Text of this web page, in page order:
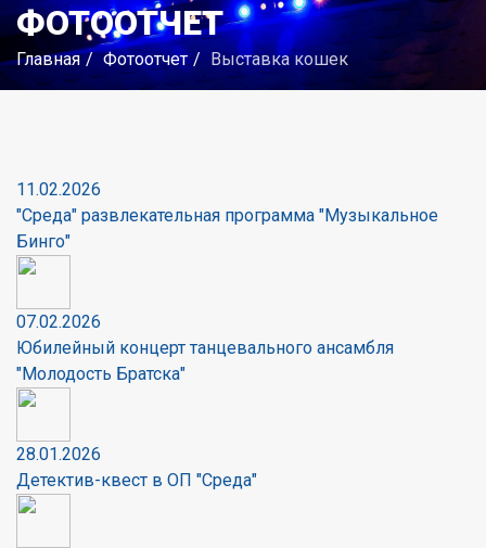
ФОТООТЧЕТ
Главная Фотоотчет Выставка кошек
11.02.2026
"Среда" развлекательная программа "Музыкальное
Бинго"
07.02.2026
Юбилейный концерт танцевального ансамбля
"Молодость Братска"
28.01.2026
Детектив-квест в ОП "Среда"